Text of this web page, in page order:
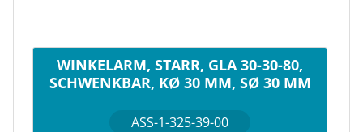
WINKELARM, STARR, GLA 30-30-80,
SCHWENKBAR, KØ 30 MM, SØ 30 MM
ASS-1-325-39-00